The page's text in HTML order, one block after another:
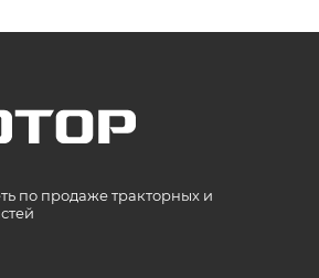
по продаже тракторных и